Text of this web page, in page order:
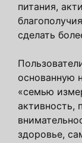
питания,
сделать
основанную
«семью
активность,
здоровье,